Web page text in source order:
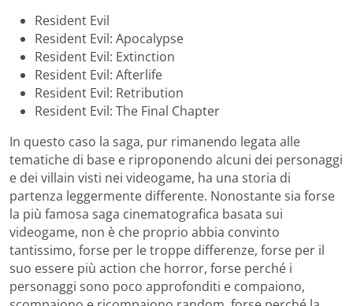
Resident Evil
Resident Evil: Apocalypse
Resident Evil: Extinction
Resident Evil: Afterlife
Resident Evil: Retribution
Resident Evil: The Final Chapter
In questo caso la saga, pur rimanendo legata alle
tematiche di base e riproponendo alcuni dei personaggi
e dei villain visti nei videogame, ha una storia di
partenza leggermente differente. Nonostante sia forse
la più famosa saga cinematografica basata sui
videogame, non è che proprio abbia convinto
tantissimo, forse per le troppe differenze, forse per il
suo essere più action che horror, forse perché i
personaggi sono poco approfonditi e compaiono,